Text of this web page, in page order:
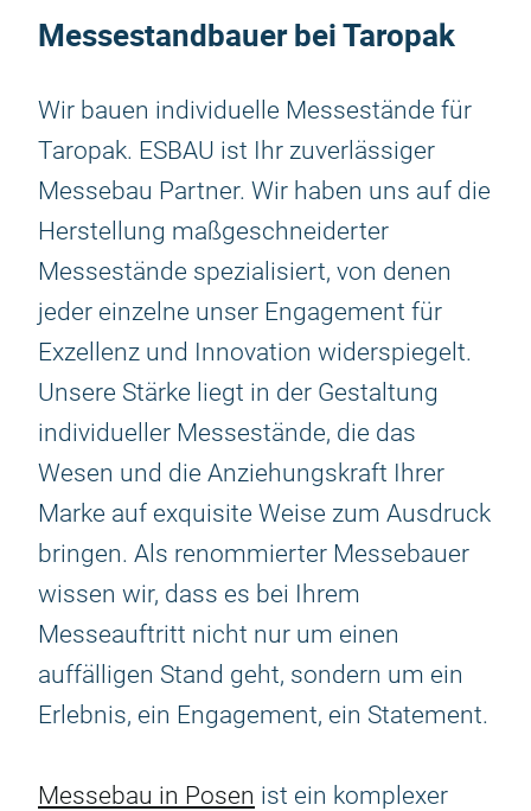
Messestandbauer bei Taropak
Wir bauen individuelle Messestände für
Taropak. ESBAU ist Ihr zuverlässiger
Messebau Partner. Wir haben uns auf die
Herstellung maßgeschneiderter
Messestände spezialisiert, von denen
jeder einzelne unser Engagement für
Exzellenz und Innovation widerspiegelt.
Unsere Stärke liegt in der Gestaltung
individueller Messestände, die das
Wesen und die Anziehungskraft Ihrer
Marke auf exquisite Weise zum Ausdruck
bringen. Als renommierter Messebauer
wissen wir, dass es bei Ihrem
Messeauftritt nicht nur um einen
auffälligen Stand geht, sondern um ein
Erlebnis, ein Engagement, ein Statement.
Messebau in Posen ist ein komplexer